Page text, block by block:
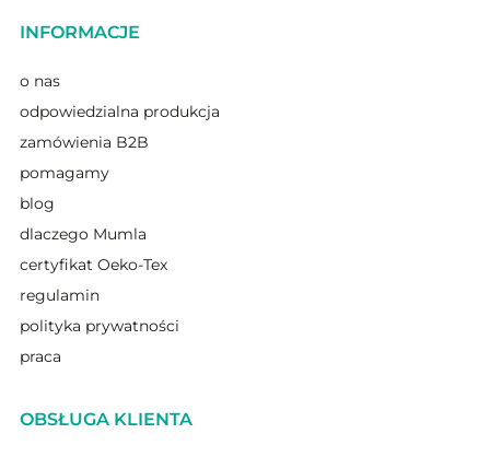
INFORMACJE
o nas
odpowiedzialna produkcja
zamówienia B2B
pomagamy
blog
dlaczego Mumla
certyfikat Oeko-Tex
regulamin
polityka prywatności
praca
OBSŁUGA KLIENTA